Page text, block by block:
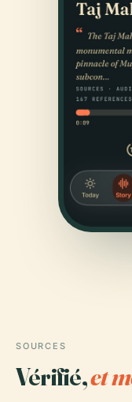
SOURCES
Vérifié,et